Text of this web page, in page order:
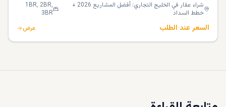
شراء عقار في الخليج التجاري: أفضل المشاريع 2026 +
خطط السداد
1BR, 2BR,
3BR
السعر عند الطلب عرض